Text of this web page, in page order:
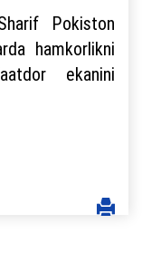
Pokiston
hamkorlikni
ekanini